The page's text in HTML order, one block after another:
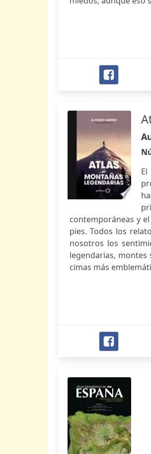
contemporáneas y
pies. Todos los
nosotros los
legendarias, montes
cimas más